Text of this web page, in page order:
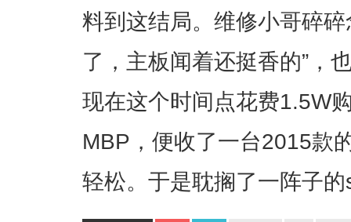
料到这结局。维修小哥碎
了，主板闻着还挺香的”，
现在这个时间点花费1.5W
MBP，便收了一台2015款
轻松。于是耽搁了一阵子